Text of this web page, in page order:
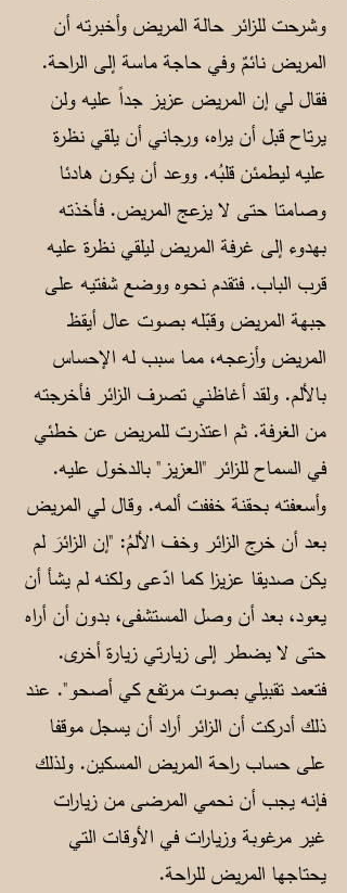
وشرحت للزائر حالة المريض وأخبرته أن
المريض نائمٌ وفي حاجة ماسة إلى الراحة.
فقال لي إن المريض عزيز جداً عليه ولن
يرتاح قبل أن يراه، ورجاني أن يلقي نظرة
عليه ليطمئن قلبُه. ووعد أن يكون هادئا
وصامتا حتى لا يزعج المريض. فأخذته
بهدوء إلى غرفة المريض ليلقي نظرة عليه
قرب الباب. فتقدم نحوه ووضع شفتيه على
جبهة المريض وقبّله بصوت عال أيقظ
المريض وأزعجه، مما سبب له الإحساس
بالألم. ولقد أغاظني تصرف الزائر فأخرجته
من الغرفة. ثم اعتذرت للمريض عن خطئي
في السماح للزائر "العزيز" بالدخول عليه.
وأسعفته بحقنة خففت ألمه. وقال لي المريض
بعد أن خرج الزائر وخف الألمُ: "إن الزائرَ لم
يكن صديقا عزيزا كما ادّعى ولكنه لم يشأ أن
يعود، بعد أن وصل المستشفى، بدون أن أراه
حتى لا يضطر إلى زيارتي زيارة أخرى.
فتعمد تقبيلي بصوت مرتفع كي أصحو". عند
ذلك أدركت أن الزائر أراد أن يسجل موقفا
على حساب راحة المريض المسكين. ولذلك
فإنه يجب أن نحمي المرضى من زيارات
غير مرغوبة وزيارات في الأوقات التي
يحتاجها المريض للراحة.